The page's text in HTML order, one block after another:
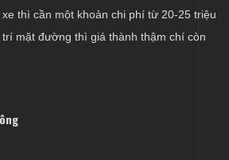
thì cần một khoản chi phí từ 20-25 triệu
mặt đường thì giá thành thậm chí còn